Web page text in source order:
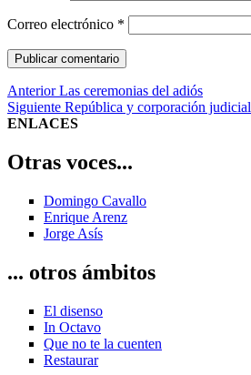
Correo electrónico *
Navegación
de
Anterior Entrada
anterior:
Las ceremonias del adiós
Siguiente Entrada
siguiente:
República y corporación judicial
ENLACES
Otras voces...
Domingo Cavallo
Enrique Arenz
Jorge Asís
... otros ámbitos
El disenso
In Octavo
Que no te la cuenten
Restaurar